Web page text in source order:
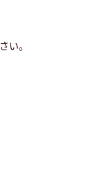
い。